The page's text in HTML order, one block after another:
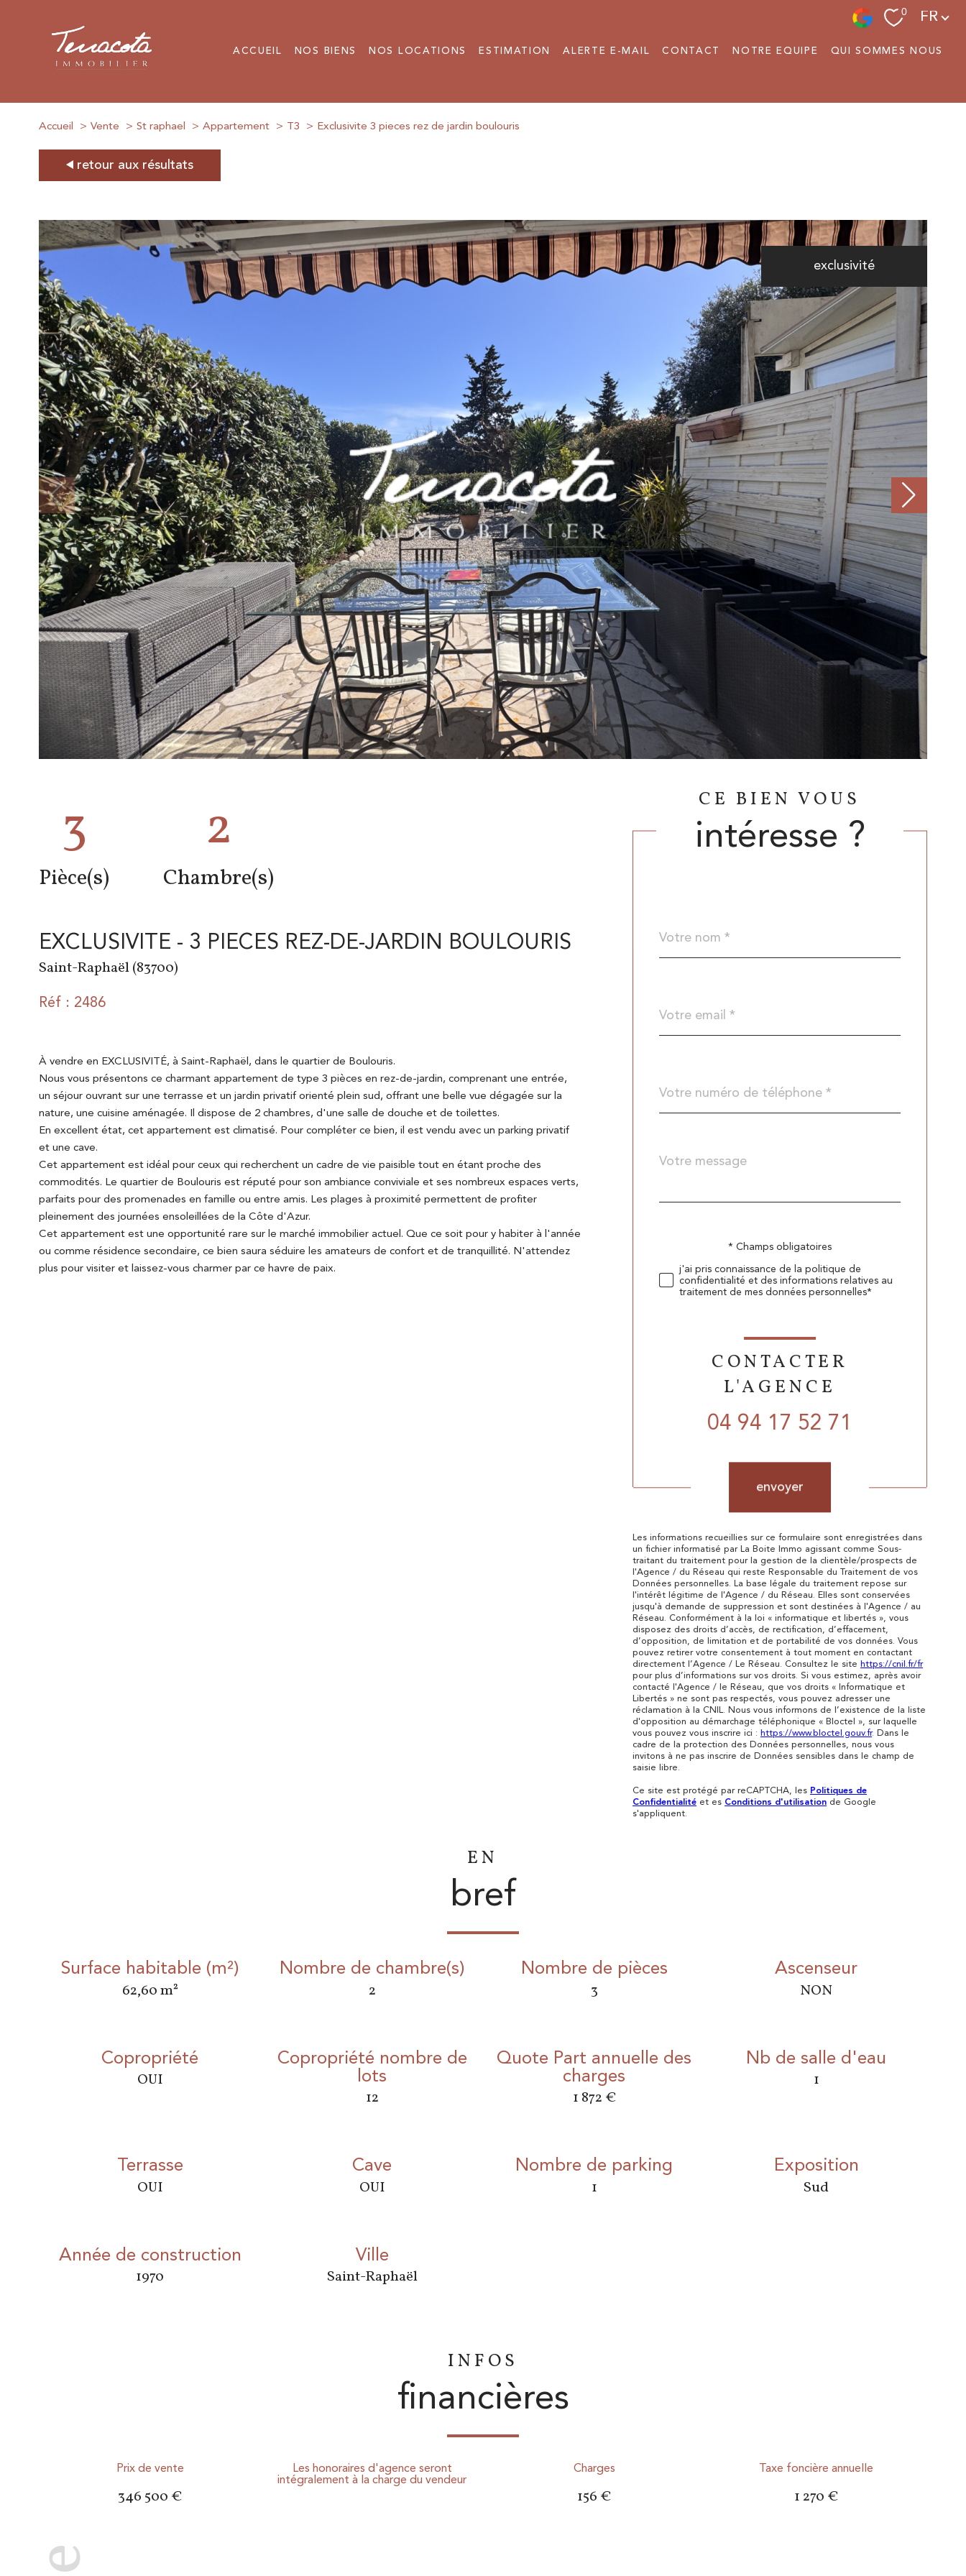
0 Langue
FR
ACCUEIL NOS BIENS NOS LOCATIONS ESTIMATION ALERTE E-MAIL CONTACT NOTRE EQUIPE QUI SOMMES NOUS
Accueil Vente St raphael Appartement T3 Exclusivite 3 pieces rez de jardin boulouris
retour aux résultats
exclusivité
3
Pièce(s)
2
Chambre(s)
EXCLUSIVITE - 3 PIECES REZ-DE-JARDIN BOULOURIS
Saint-Raphaël (83700)
Réf : 2486
À vendre en EXCLUSIVITÉ, à Saint-Raphaël, dans le quartier de Boulouris.
Nous vous présentons ce charmant appartement de type 3 pièces en rez-de-jardin, comprenant une entrée,
un séjour ouvrant sur une terrasse et un jardin privatif orienté plein sud, offrant une belle vue dégagée sur la
nature, une cuisine aménagée. Il dispose de 2 chambres, d'une salle de douche et de toilettes.
En excellent état, cet appartement est climatisé. Pour compléter ce bien, il est vendu avec un parking privatif
et une cave.
Cet appartement est idéal pour ceux qui recherchent un cadre de vie paisible tout en étant proche des
commodités. Le quartier de Boulouris est réputé pour son ambiance conviviale et ses nombreux espaces verts,
parfaits pour des promenades en famille ou entre amis. Les plages à proximité permettent de profiter
pleinement des journées ensoleillées de la Côte d'Azur.
Cet appartement est une opportunité rare sur le marché immobilier actuel. Que ce soit pour y habiter à l'année
ou comme résidence secondaire, ce bien saura séduire les amateurs de confort et de tranquillité. N'attendez
plus pour visiter et laissez-vous charmer par ce havre de paix.
CE BIEN VOUS
intéresse ?
*
*
*
Fieldset
défaut
Message
Validation* Champs obligatoires
j'ai pris connaissance de la politique de
confidentialité et des informations relatives au
traitement de mes données personnelles*
CONTACTER
L'AGENCE
04 94 17 52 71
envoyer
Les informations recueillies sur ce formulaire sont enregistrées dans
un fichier informatisé par La Boite Immo agissant comme Sous-
traitant du traitement pour la gestion de la clientèle/prospects de
l'Agence / du Réseau qui reste Responsable du Traitement de vos
Données personnelles. La base légale du traitement repose sur
l'intérêt légitime de l'Agence / du Réseau. Elles sont conservées
jusqu'à demande de suppression et sont destinées à l'Agence / au
Réseau. Conformément à la loi « informatique et libertés », vous
disposez des droits d’accès, de rectification, d’effacement,
d’opposition, de limitation et de portabilité de vos données. Vous
pouvez retirer votre consentement à tout moment en contactant
directement l’Agence / Le Réseau. Consultez le site https://cnil.fr/fr
pour plus d’informations sur vos droits. Si vous estimez, après avoir
contacté l'Agence / le Réseau, que vos droits « Informatique et
Libertés » ne sont pas respectés, vous pouvez adresser une
réclamation à la CNIL. Nous vous informons de l’existence de la liste
d'opposition au démarchage téléphonique « Bloctel », sur laquelle
vous pouvez vous inscrire ici : https://www.bloctel.gouv.fr. Dans le
cadre de la protection des Données personnelles, nous vous
invitons à ne pas inscrire de Données sensibles dans le champ de
saisie libre.
Ce site est protégé par reCAPTCHA, les Politiques de
Confidentialité et es Conditions d'utilisation de Google
s'appliquent.
EN
bref
Surface habitable (m²)
62,60 m²
Nombre de chambre(s)
2
Nombre de pièces
3
Ascenseur
NON
Copropriété
OUI
Copropriété nombre de
lots
12
Quote Part annuelle des
charges
1 872 €
Nb de salle d'eau
1
Terrasse
OUI
Cave
OUI
Nombre de parking
1
Exposition
Sud
Année de construction
1970
ville
Saint-Raphaël
INFOS
financières
Prix de vente
346 500 €
Les honoraires d'agence seront
intégralement à la charge du vendeur
Charges
156 €
Taxe foncière annuelle
1 270 €